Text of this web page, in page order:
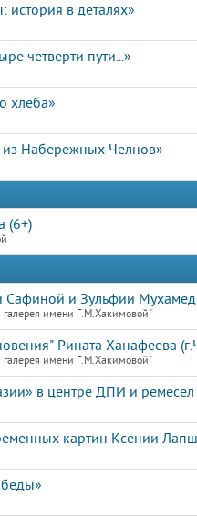
история в деталях»
четверти пути...»
хлеба»
Набережных Челнов»
(6+)
Сафиной и Зульфии
галерея имени Г.М.Хакимовой"
Рината Ханафеева
галерея имени Г.М.Хакимовой"
в центре ДПИ и
картин Ксении